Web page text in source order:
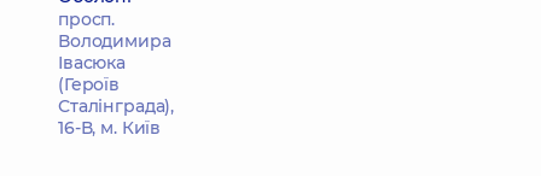
просп.
Володимира
Івасюка
(Героїв
Сталінграда),
16-В, м. Київ